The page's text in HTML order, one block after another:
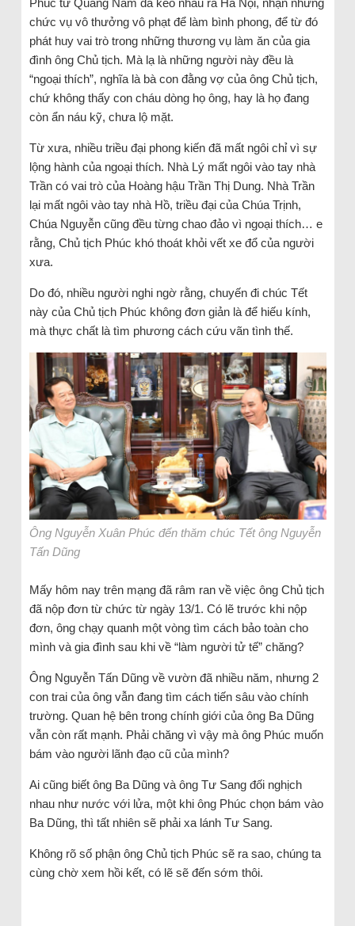
chức vụ vô thưởng vô phạt để làm bình phong, để từ đó
phát huy vai trò trong những thương vụ làm ăn của gia
đình ông Chủ tịch. Mà lạ là những người này đều là
“ngoại thích”, nghĩa là bà con đằng vợ của ông Chủ tịch,
chứ không thấy con cháu dòng họ ông, hay là họ đang
còn ẩn náu kỹ, chưa lộ mặt.
Từ xưa, nhiều triều đại phong kiến đã mất ngôi chỉ vì sự
lộng hành của ngoại thích. Nhà Lý mất ngôi vào tay nhà
Trần có vai trò của Hoàng hậu Trần Thị Dung. Nhà Trần
lại mất ngôi vào tay nhà Hồ, triều đại của Chúa Trịnh,
Chúa Nguyễn cũng đều từng chao đảo vì ngoại thích… e
rằng, Chủ tịch Phúc khó thoát khỏi vết xe đổ của người
xưa.
Do đó, nhiều người nghi ngờ rằng, chuyến đi chúc Tết
này của Chủ tịch Phúc không đơn giản là để hiếu kính,
mà thực chất là tìm phương cách cứu vãn tình thế.
Ông Nguyễn Xuân Phúc đến thăm chúc Tết ông Nguyễn
Tấn Dũng
Mấy hôm nay trên mạng đã râm ran về việc ông Chủ tịch
đã nộp đơn từ chức từ ngày 13/1. Có lẽ trước khi nộp
đơn, ông chạy quanh một vòng tìm cách bảo toàn cho
mình và gia đình sau khi về “làm người tử tế” chăng?
Ông Nguyễn Tấn Dũng về vườn đã nhiều năm, nhưng 2
con trai của ông vẫn đang tìm cách tiến sâu vào chính
trường. Quan hệ bên trong chính giới của ông Ba Dũng
vẫn còn rất mạnh. Phải chăng vì vậy mà ông Phúc muốn
bám vào người lãnh đạo cũ của mình?
Ai cũng biết ông Ba Dũng và ông Tư Sang đối nghịch
nhau như nước với lửa, một khi ông Phúc chọn bám vào
Ba Dũng, thì tất nhiên sẽ phải xa lánh Tư Sang.
Không rõ số phận ông Chủ tịch Phúc sẽ ra sao, chúng ta
cùng chờ xem hồi kết, có lẽ sẽ đến sớm thôi.